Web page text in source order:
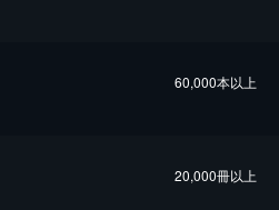
60,000本以上
20,000冊以上